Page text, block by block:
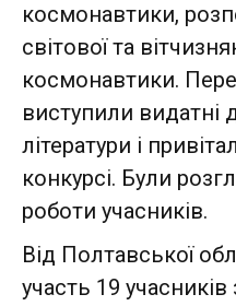
космонавтики,
світової та
космонавтики.
виступили видатні
літератури і
конкурсі. Були
роботи учасників.
Від Полтавської
участь 19